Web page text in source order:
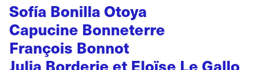
Sofía Bonilla Otoya
Capucine Bonneterre
François Bonnot
Julia Borderie et Eloïse Le Gallo